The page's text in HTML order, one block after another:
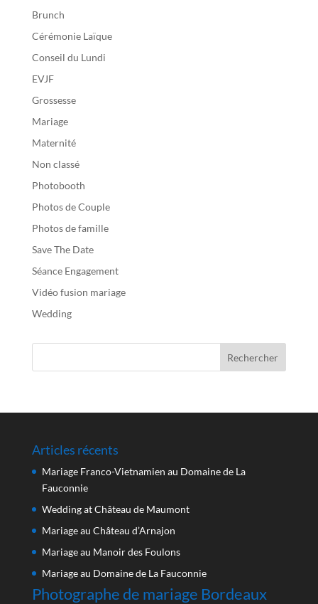
Brunch
Cérémonie Laïque
Conseil du Lundi
EVJF
Grossesse
Mariage
Maternité
Non classé
Photobooth
Photos de Couple
Photos de famille
Save The Date
Séance Engagement
Vidéo fusion mariage
Wedding
Articles récents
Mariage Franco-Vietnamien au Domaine de La
Fauconnie
Wedding at Château de Maumont
Mariage au Château d’Arnajon
Mariage au Manoir des Foulons
Mariage au Domaine de La Fauconnie
Photographe de mariage Bordeaux